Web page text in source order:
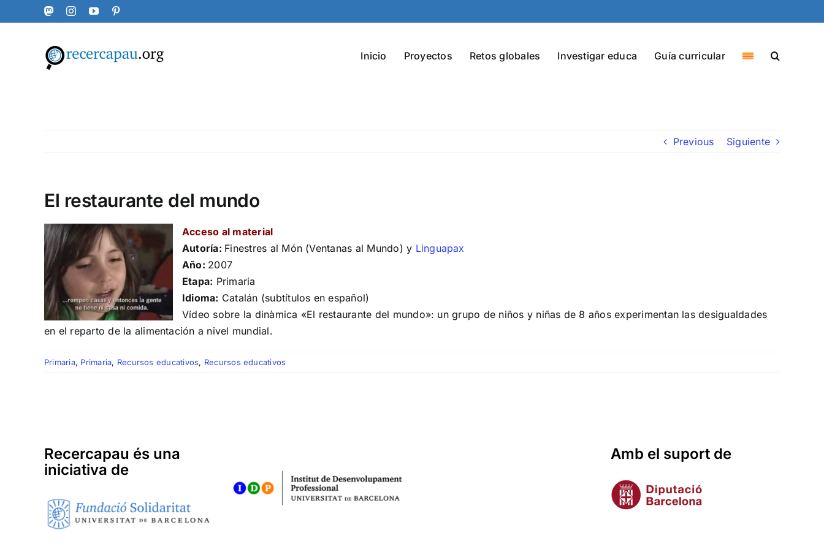
to
MastodonInstagram
YouTube
Inicio Proyectos Retos globales Investigar educa Guía curricular
Previous Siguiente
El restaurante del mundo
Acceso al material
Autoría: Finestres al Món (Ventanas al Mundo) y Linguapax
Año: 2007
Etapa: Primaria
Idioma: Catalán (subtítulos en español)
Vídeo sobre la dinàmica «El restaurante del mundo»: un grupo de niños y niñas de 8 años experimentan las desigualdades
en el reparto de la alimentación a nivel mundial.
Primaria, Primaria, Recursos educativos, Recursos educativos
Recercapau és una
iniciativa de
Amb el suport de